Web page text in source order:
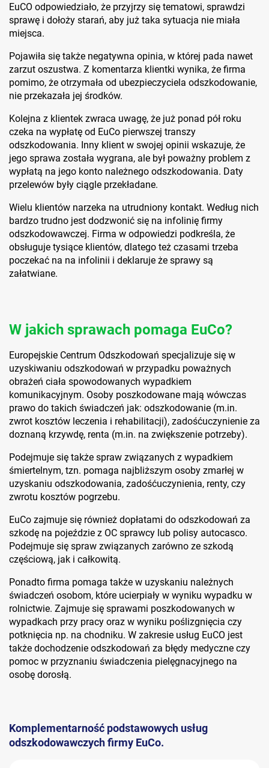
EuCO odpowiedziało, że przyjrzy się tematowi, sprawdzi
sprawę i dołoży starań, aby już taka sytuacja nie miała
miejsca.
Pojawiła się także negatywna opinia, w której pada nawet
zarzut oszustwa. Z komentarza klientki wynika, że firma
pomimo, że otrzymała od ubezpieczyciela odszkodowanie,
nie przekazała jej środków.
Kolejna z klientek zwraca uwagę, że już ponad pół roku
czeka na wypłatę od EuCo pierwszej transzy
odszkodowania. Inny klient w swojej opinii wskazuje, że
jego sprawa została wygrana, ale był poważny problem z
wypłatą na jego konto należnego odszkodowania. Daty
przelewów były ciągle przekładane.
Wielu klientów narzeka na utrudniony kontakt. Według nich
bardzo trudno jest dodzwonić się na infolinię firmy
odszkodowawczej. Firma w odpowiedzi podkreśla, że
obsługuje tysiące klientów, dlatego też czasami trzeba
poczekać na na infolinii i deklaruje że sprawy są
załatwiane.
W jakich sprawach pomaga EuCo?
Europejskie Centrum Odszkodowań specjalizuje się w
uzyskiwaniu odszkodowań w przypadku poważnych
obrażeń ciała spowodowanych wypadkiem
komunikacyjnym. Osoby poszkodowane mają wówczas
prawo do takich świadczeń jak: odszkodowanie (m.in.
zwrot kosztów leczenia i rehabilitacji), zadośćuczynienie za
doznaną krzywdę, renta (m.in. na zwiększenie potrzeby).
Podejmuje się także spraw związanych z wypadkiem
śmiertelnym, tzn. pomaga najbliższym osoby zmarłej w
uzyskaniu odszkodowania, zadośćuczynienia, renty, czy
zwrotu kosztów pogrzebu.
EuCo zajmuje się również dopłatami do odszkodowań za
szkodę na pojeździe z OC sprawcy lub polisy autocasco.
Podejmuje się spraw związanych zarówno ze szkodą
częściową, jak i całkowitą.
Ponadto firma pomaga także w uzyskaniu należnych
świadczeń osobom, które ucierpiały w wyniku wypadku w
rolnictwie. Zajmuje się sprawami poszkodowanych w
wypadkach przy pracy oraz w wyniku poślizgnięcia czy
potknięcia np. na chodniku. W zakresie usług EuCO jest
także dochodzenie odszkodowań za błędy medyczne czy
pomoc w przyznaniu świadczenia pielęgnacyjnego na
osobę dorosłą.
Komplementarność podstawowych usług
odszkodowawczych firmy EuCo.